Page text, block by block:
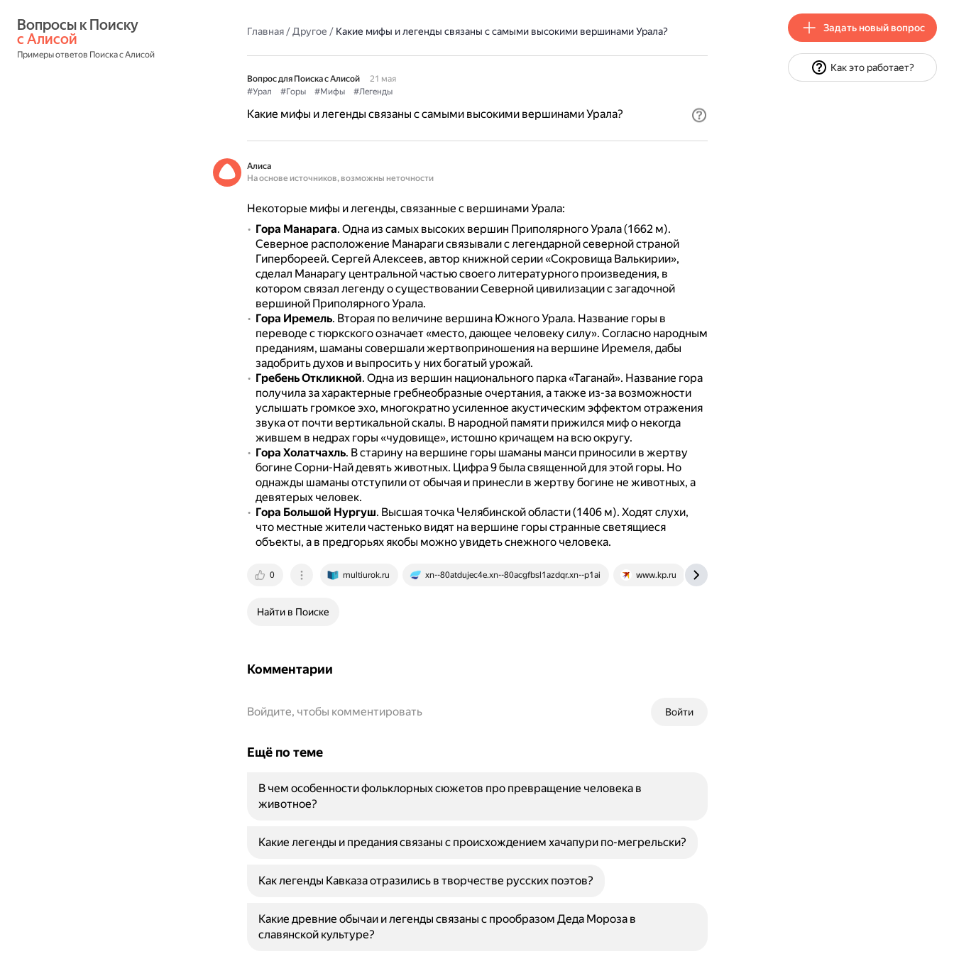
с Алисой
Примеры ответов Поиска с Алисой
Главная/Другое / Какие мифы и легенды связаны с самыми высокими вершинами Урала?
Вопрос для Поиска с Алисой
21 мая
#Урал
#Горы #Мифы #Легенды
Какие мифы и легенды связаны с самыми высокими вершинами Урала?
Алиса
На основе источников, возможны неточности
Некоторые мифы и легенды, связанные с вершинами Урала:
Гора Манарага. Одна из самых высоких вершин Приполярного Урала (1662 м).
Северное расположение Манараги связывали с легендарной северной страной
Гипербореей. Сергей Алексеев, автор книжной серии «Сокровища Валькирии»,
сделал Манарагу центральной частью своего литературного произведения, в
котором связал легенду о существовании Северной цивилизации с загадочной
вершиной Приполярного Урала.
Гора Иремель. Вторая по величине вершина Южного Урала. Название горы в
переводе с тюркского означает «место, дающее человеку силу». Согласно народным
преданиям, шаманы совершали жертвоприношения на вершине Иремеля, дабы
задобрить духов и выпросить у них богатый урожай.
Гребень Откликной. Одна из вершин национального парка «Таганай». Название гора
получила за характерные гребнеобразные очертания, а также из-за возможности
услышать громкое эхо, многократно усиленное акустическим эффектом отражения
звука от почти вертикальной скалы. В народной памяти прижился миф о некогда
жившем в недрах горы «чудовище», истошно кричащем на всю округу.
Гора Холатчахль. В старину на вершине горы шаманы манси приносили в жертву
богине Сорни-Най девять животных. Цифра 9 была священной для этой горы. Но
однажды шаманы отступили от обычая и принесли в жертву богине не животных, а
девятерых человек.
Гора Большой Нургуш. Высшая точка Челябинской области (1406 м). Ходят слухи,
что местные жители частенько видят на вершине горы странные светящиеся
объекты, а в предгорьях якобы можно увидеть снежного человека.
0 multiurok.ru xn--80atdujec4e.xn--80acgfbsl1azdqr.xn--p1ai www.kp.ru
Найти в Поиске
Комментарии
Войти
Войдите, чтобы комментировать
Ещё по теме
В чем особенности фольклорных сюжетов про превращение человека в
животное?
Какие легенды и предания связаны с происхождением хачапури по-мегрельски?
Как легенды Кавказа отразились в творчестве русских поэтов?
Какие древние обычаи и легенды связаны с прообразом Деда Мороза в
славянской культуре?
Задать новый вопрос
Как это работает?